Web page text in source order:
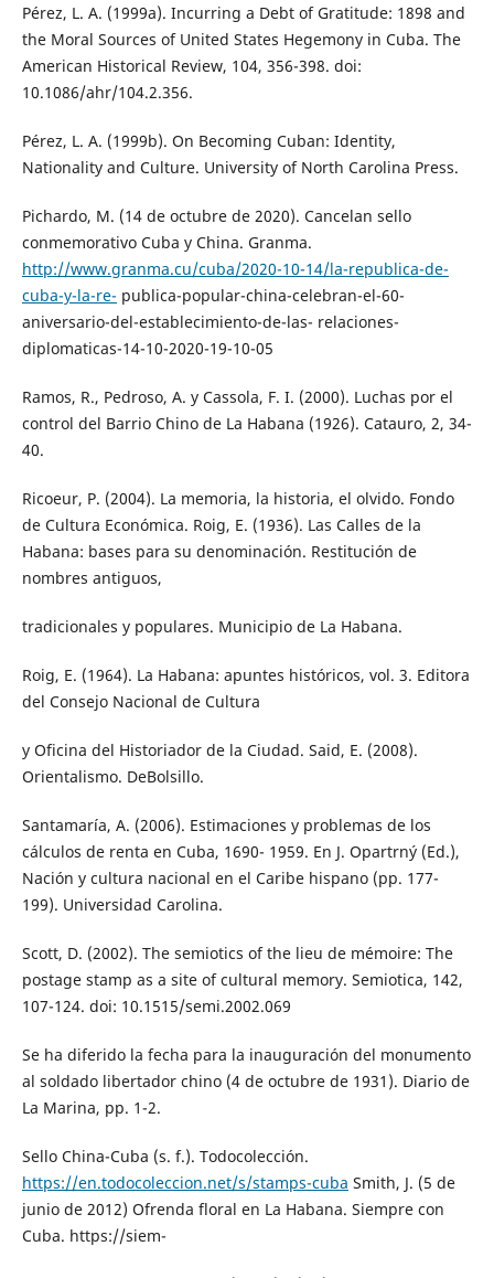
Pérez, L. A. (1999a). Incurring a Debt of Gratitude: 1898 and
the Moral Sources of United States Hegemony in Cuba. The
American Historical Review, 104, 356-398. doi:
10.1086/ahr/104.2.356.
Pérez, L. A. (1999b). On Becoming Cuban: Identity,
Nationality and Culture. University of North Carolina Press.
Pichardo, M. (14 de octubre de 2020). Cancelan sello
conmemorativo Cuba y China. Granma.
http://www.granma.cu/cuba/2020-10-14/la-republica-de-
cuba-y-la-re- publica-popular-china-celebran-el-60-
aniversario-del-establecimiento-de-las- relaciones-
diplomaticas-14-10-2020-19-10-05
Ramos, R., Pedroso, A. y Cassola, F. I. (2000). Luchas por el
control del Barrio Chino de La Habana (1926). Catauro, 2, 34-
40.
Ricoeur, P. (2004). La memoria, la historia, el olvido. Fondo
de Cultura Económica. Roig, E. (1936). Las Calles de la
Habana: bases para su denominación. Restitución de
nombres antiguos,
tradicionales y populares. Municipio de La Habana.
Roig, E. (1964). La Habana: apuntes históricos, vol. 3. Editora
del Consejo Nacional de Cultura
y Oficina del Historiador de la Ciudad. Said, E. (2008).
Orientalismo. DeBolsillo.
Santamaría, A. (2006). Estimaciones y problemas de los
cálculos de renta en Cuba, 1690- 1959. En J. Opartrný (Ed.),
Nación y cultura nacional en el Caribe hispano (pp. 177-
199). Universidad Carolina.
Scott, D. (2002). The semiotics of the lieu de mémoire: The
postage stamp as a site of cultural memory. Semiotica, 142,
107-124. doi: 10.1515/semi.2002.069
Se ha diferido la fecha para la inauguración del monumento
al soldado libertador chino (4 de octubre de 1931). Diario de
La Marina, pp. 1-2.
Sello China-Cuba (s. f.). Todocolección.
https://en.todocoleccion.net/s/stamps-cuba Smith, J. (5 de
junio de 2012) Ofrenda floral en La Habana. Siempre con
Cuba. https://siem-